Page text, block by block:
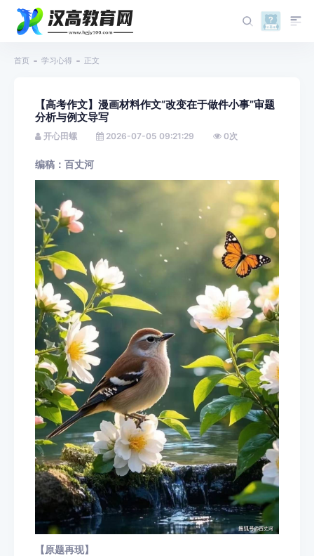
首页 学习心得 正文
【高考作文】漫画材料作文“改变在于做件小事”审题
分析与例文导写
开心田螺 2026-07-05 09:21:29 0次
编稿：百丈河
【原题再现】